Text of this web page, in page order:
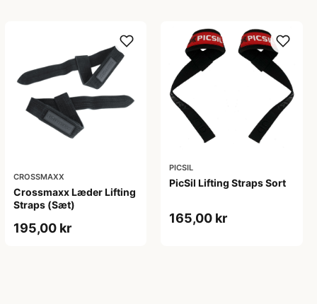
CROSSMAXX
Crossmaxx Læder Lifting
Straps (Sæt)
195,00 kr
PICSIL
PicSil Lifting Straps Sort
165,00 kr